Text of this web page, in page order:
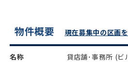
物件概要 現在募集中の区画
名称 貸店舗･事務所 (ビ